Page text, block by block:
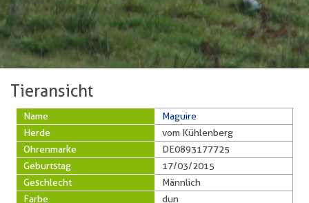
Tieransicht
Name
Maguire
Herde
vom Kühlenberg
Ohrenmarke
DE0893177725
Geburtstag
17/03/2015
Geschlecht
Männlich
Farbe
dun